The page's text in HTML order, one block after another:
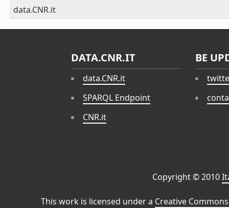
data.CNR.it
DATA.CNR.IT
data.CNR.it
SPARQL Endpoint
CNR.it
BE
Copyright © 2010
This work is licensed under a Creative